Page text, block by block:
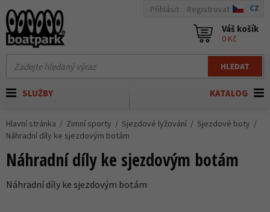
HLEDAT
Přihlásit Registrovat CZ
Váš košík
0 Kč
KATALOG
SLUŽBY
Hlavní stránka Zimní sporty Sjezdové lyžování
Sjezdové boty
Náhradní díly ke sjezdovým botám
Náhradní díly ke sjezdovým botám
Náhradní díly ke sjezdovým botám